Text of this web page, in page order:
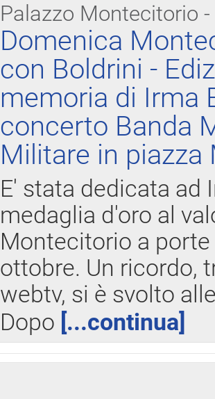
Palazzo Montecitorio
Domenica
con Boldrini -
memoria di Irma
concerto Banda
Militare in
E' stata dedicata ad
medaglia d'oro al
Montecitorio a
ottobre. Un ricordo,
webtv, si è svolto
Dopo [...continua]